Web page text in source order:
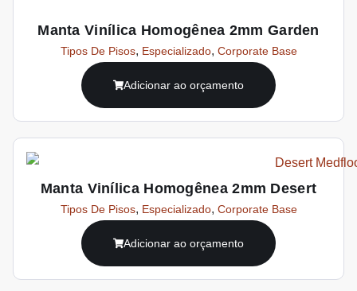
Manta Vinílica Homogênea 2mm Garden
Tipos De Pisos, Especializado, Corporate Base
Adicionar ao orçamento
Manta Vinílica Homogênea 2mm Desert
Tipos De Pisos, Especializado, Corporate Base
Adicionar ao orçamento